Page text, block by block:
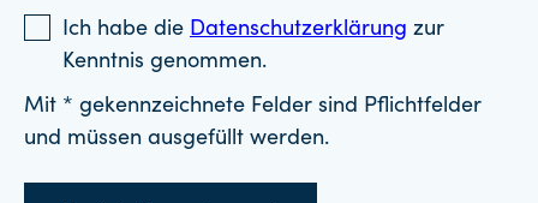
Ich habe die Datenschutzerklärung zur
Kenntnis genommen.
Mit * gekennzeichnete Felder sind Pflichtfelder
und müssen ausgefüllt werden.